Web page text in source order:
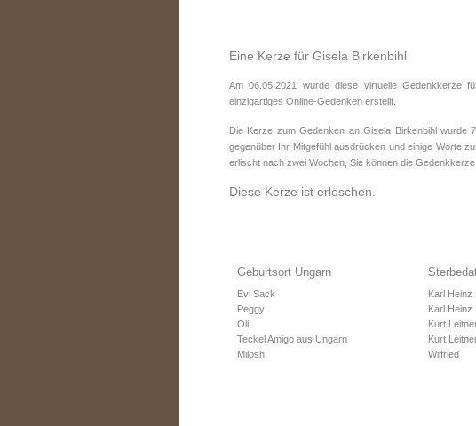
Eine Kerze für Gisela Birkenbihl
Am 06.05.2021 wurde diese virtuelle Gedenkkerze
einzigartiges Online-Gedenken erstellt.
Die Kerze zum Gedenken an Gisela Birkenbihl wurde
gegenüber Ihr Mitgefühl ausdrücken und einige Worte
erlischt nach zwei Wochen, Sie können die
Diese Kerze ist erloschen.
Geburtsort Ungarn
Evi Sack
Peggy
Oli
Teckel Amigo aus Ungarn
Milosh
Karl Heinz
Karl Heinz
Kurt
Kurt
Wilfried